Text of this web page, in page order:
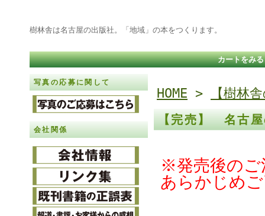
樹林舎は名古屋の出版社。「地域」の本をつくります。
カートをみる
写真の応募に関して
会社関係
HOME > 【樹林
【完売】 名古屋
※発売後のご
あらかじめ